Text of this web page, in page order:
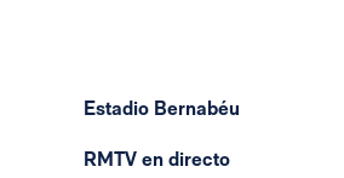
Estadio Bernabéu
RMTV en directo